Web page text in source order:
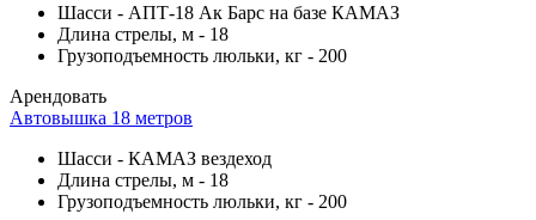
Шасси - АПТ-18 Ак Барс на базе КАМАЗ
Длина стрелы, м - 18
Грузоподъемность люльки, кг - 200
Арендовать
Автовышка 18 метров
Шасси - КАМАЗ вездеход
Длина стрелы, м - 18
Грузоподъемность люльки, кг - 200